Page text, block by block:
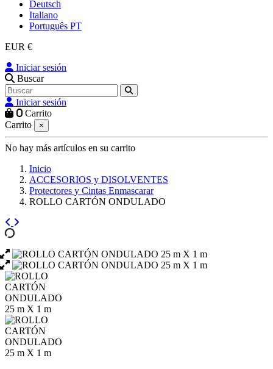
Deutsch
Italiano
Português PT
EUR €
Iniciar sesión
Buscar
Iniciar sesión
0 Carrito
Carrito
×
No hay más artículos en su carrito
Inicio
ACCESORIOS y DISOLVENTES
Protectores y Cintas Enmascarar
ROLLO CARTÓN ONDULADO